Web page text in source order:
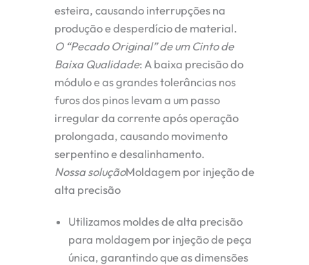
esteira, causando interrupções na
produção e desperdício de material.
O “Pecado Original” de um Cinto de
Baixa Qualidade: A baixa precisão do
módulo e as grandes tolerâncias nos
furos dos pinos levam a um passo
irregular da corrente após operação
prolongada, causando movimento
serpentino e desalinhamento.
Nossa soluçãoMoldagem por injeção de
alta precisão
Utilizamos moldes de alta precisão
para moldagem por injeção de peça
única, garantindo que as dimensões